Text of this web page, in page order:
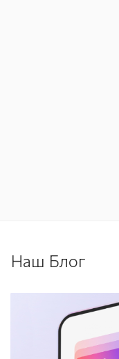
Наш Блог